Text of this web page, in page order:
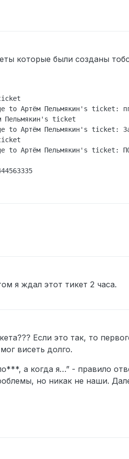
которые были созданы
to Артём Пельмякин's ticket:
Пельмякин's ticket
to Артём Пельмякин's ticket:
to Артём Пельмякин's ticket:
я ждал этот тикет 2 часа.
Если это так, то
висеть долго.
а когда я…” - правило
но никак не наши.